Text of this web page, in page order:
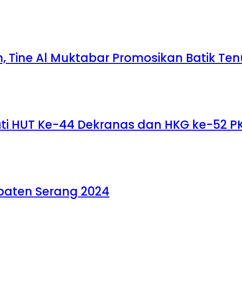
Tine Al Muktabar Promosikan Batik
HUT Ke-44 Dekranas dan HKG ke-52
Serang 2024